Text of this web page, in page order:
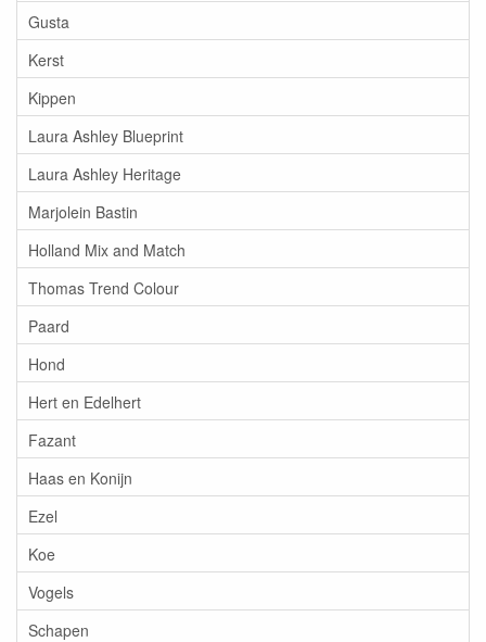
Gusta
Kerst
Kippen
Laura Ashley Blueprint
Laura Ashley Heritage
Marjolein Bastin
Holland Mix and Match
Thomas Trend Colour
Paard
Hond
Hert en Edelhert
Fazant
Haas en Konijn
Ezel
Koe
Vogels
Schapen